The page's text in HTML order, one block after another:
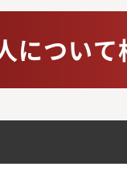
につい